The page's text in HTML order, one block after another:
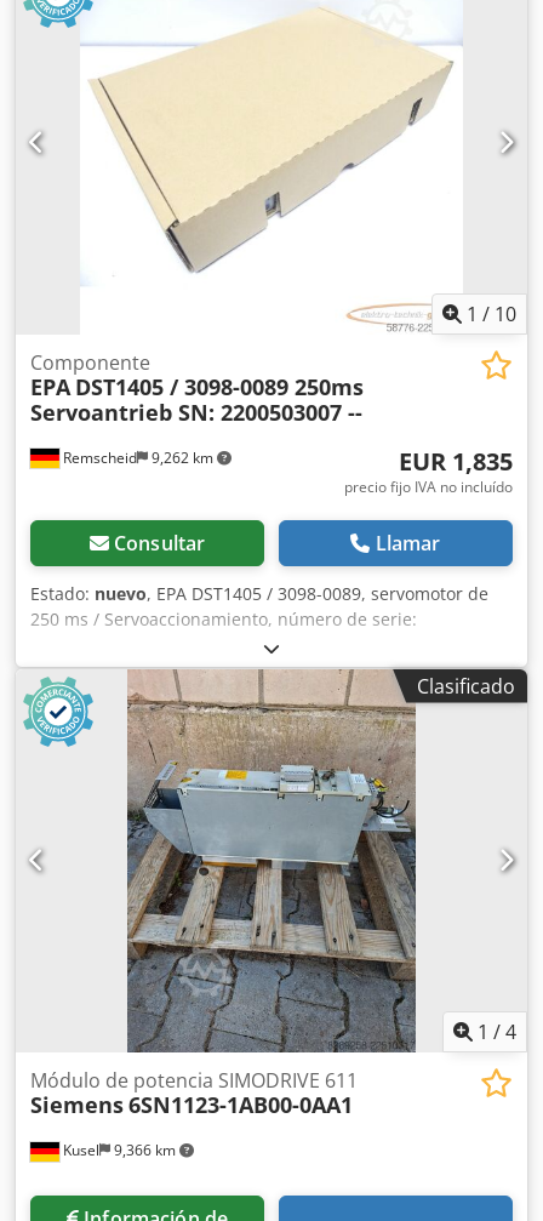
1 / 10
Remscheid 9,262 km
Componente
EPA DST1405 / 3098-0089 250ms
Servoantrieb SN: 2200503007 --
EUR 1,835
precio fijo IVA no incluído
Consultar Llamar
Estado: nuevo, EPA DST1405 / 3098-0089, servomotor de
250 ms / Servoaccionamiento, número de serie:
2200503007, sin usar, en su embalaje original abierto,
funcionamiento al 100 %, el alcance del suministro se
corresponde con las fotos. Cedpezr Tc Tjfx Ad SjrfClasificado
1 /4
Kusel 9,366 km
Módulo de potencia SIMODRIVE 611
Siemens6SN1123-1AB00-0AA1